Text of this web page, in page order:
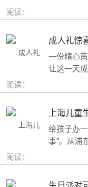
用构成参
阅读：
成人礼惊
一份精心
让这一天
而头疼，
细节创意
阅读：
上海儿童
给孩子办
事”。从浦
友好型场
题。这份
阅读：
生日派对